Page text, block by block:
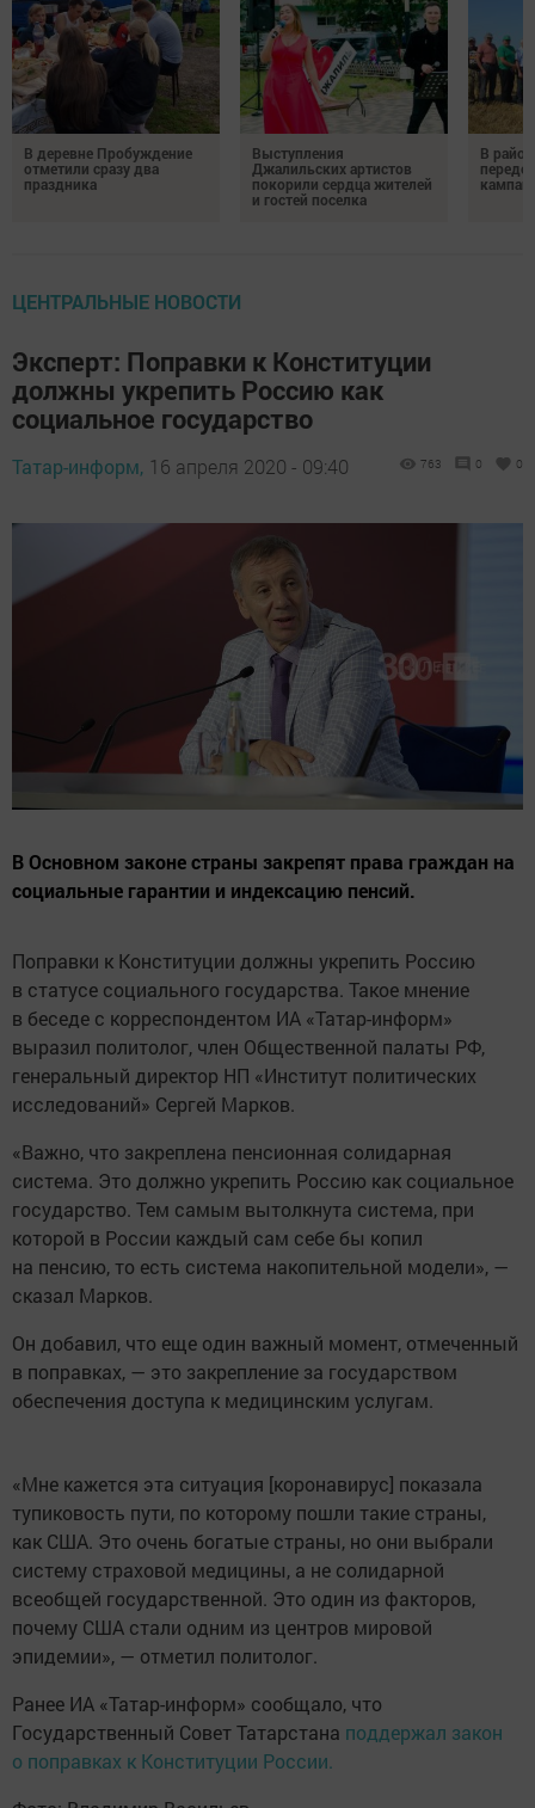
В деревне Пробуждение
отметили сразу два
праздника
Выступления
Джалильских артистов
покорили сердца жителей
и гостей поселка
В
ЦЕНТРАЛЬНЫЕ НОВОСТИ
Эксперт: Поправки к Конституции
должны укрепить Россию как
социальное государство
Татар-информ, 16 апреля 2020 - 09:40 763 0 0
В Основном законе страны закрепят права граждан на
социальные гарантии и индексацию пенсий.
Поправки к Конституции должны укрепить Россию
в статусе социального государства. Такое мнение
в беседе с корреспондентом ИА «Татар-информ»
выразил политолог, член Общественной палаты РФ,
генеральный директор НП «Институт политических
исследований» Сергей Марков.
«Важно, что закреплена пенсионная солидарная
система. Это должно укрепить Россию как социальное
государство. Тем самым вытолкнута система, при
которой в России каждый сам себе бы копил
на пенсию, то есть система накопительной модели», —
сказал Марков.
Он добавил, что еще один важный момент, отмеченный
в поправках, — это закрепление за государством
обеспечения доступа к медицинским услугам.
«Мне кажется эта ситуация [коронавирус] показала
тупиковость пути, по которому пошли такие страны,
как США. Это очень богатые страны, но они выбрали
систему страховой медицины, а не солидарной
всеобщей государственной. Это один из факторов,
почему США стали одним из центров мировой
эпидемии», — отметил политолог.
Ранее ИА «Татар-информ» сообщало, что
Государственный Совет Татарстана поддержал закон
о поправках к Конституции России.